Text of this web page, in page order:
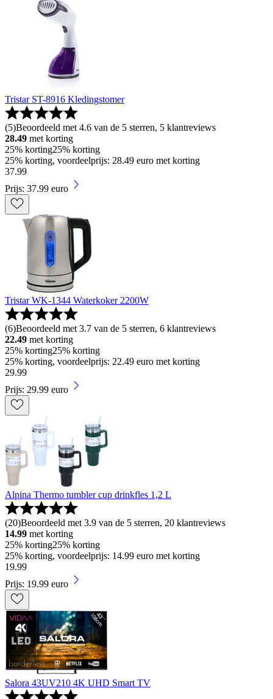
Tristar ST-8916 Kledingstomer
(5)Beoordeeld met 4.6 van de 5 sterren, 5 klantreviews
28.49 met korting
25% korting25% korting
25% korting, voordeelprijs: 28.49 euro met korting
37.99
Prijs: 37.99 euro
Tristar WK-1344 Waterkoker 2200W
(6)Beoordeeld met 3.7 van de 5 sterren, 6 klantreviews
22.49 met korting
25% korting25% korting
25% korting, voordeelprijs: 22.49 euro met korting
29.99
Prijs: 29.99 euro
Alpina Thermo tumbler cup drinkfles 1,2 L
(20)Beoordeeld met 3.9 van de 5 sterren, 20 klantreviews
14.99 met korting
25% korting25% korting
25% korting, voordeelprijs: 14.99 euro met korting
19.99
Prijs: 19.99 euro
Salora 43UV210 4K UHD Smart TV